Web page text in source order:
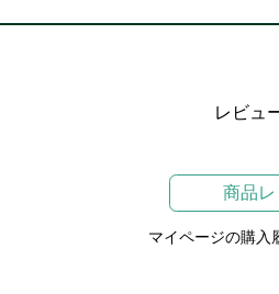
レビュ
商品レ
マイページの購入